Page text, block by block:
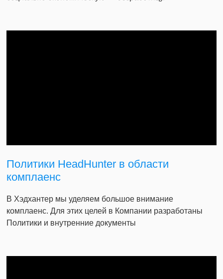
Политики HeadHunter в области
комплаенс
В Хэдхантер мы уделяем большое внимание
комплаенс. Для этих целей в Компании разработаны
Политики и внутренние документы